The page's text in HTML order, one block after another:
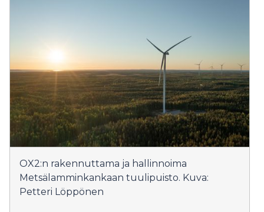
OX2:n rakennuttama ja hallinnoima
Metsälamminkankaan tuulipuisto. Kuva:
Petteri Löppönen